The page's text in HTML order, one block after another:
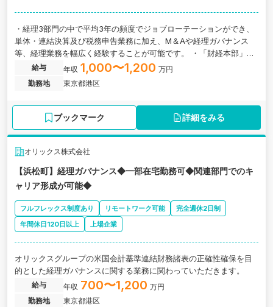
・経理3部門の中で平均3年の頻度でジョブローテーションができ、
単体・連結決算及び税務申告業務に加え、M＆Aや経理ガバナンス
等、経理業務を幅広く経験することが可能です。 ・「財経本部」の
中に、経理部門のほか、財務部及び経営計画部があり、将来的に財
務部及び経営計画部へのジョブローテーションも可能であり、また
「キャリアチャレンジ制度」等により、経理部門に留まらず、自身
給与 年収 1,000〜1,200 万円
勤務地
東京都港区
ブックマーク 詳細をみる
オリックス株式会社
【浜松町】経理ガバナンス◆一部在宅勤務可◆関連部門でのキ
ャリア形成が可能◆
フルフレックス制度あり リモートワーク可能
完全週休2日制
年間休日120日以上
上場企業
オリックスグループの米国会計基準連結財務諸表の正確性確保を目
的とした経理ガバナンスに関する業務に関わっていただきます。
給与 年収 700〜1,200 万円
勤務地
東京都港区